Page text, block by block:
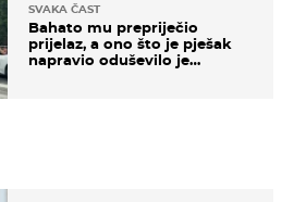
SVAKA ČAST
Bahato mu prepriječio
prijelaz, a ono što je pješak
napravio oduševilo je